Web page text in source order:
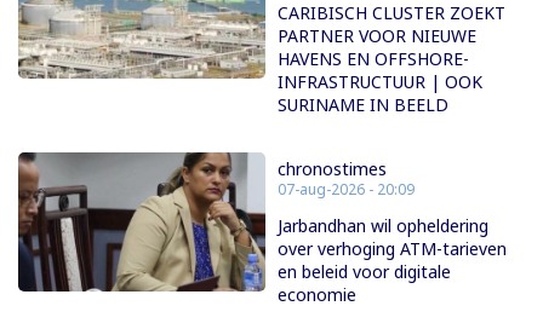
CARIBISCH CLUSTER ZOEKT
PARTNER VOOR NIEUWE
HAVENS EN OFFSHORE-
INFRASTRUCTUUR | OOK
SURINAME IN BEELD
chronostimes
07-aug-2026 - 20:09
Jarbandhan wil opheldering
over verhoging ATM-tarieven
en beleid voor digitale
economie